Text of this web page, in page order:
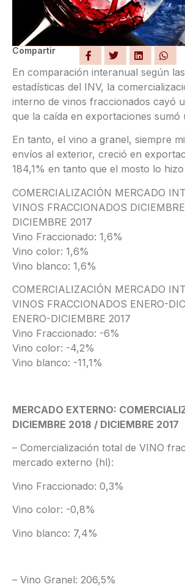
Compartir
En comparación interanual según
estadísticas del INV, la
interno de vinos fraccionados cayó
que la caída en exportaciones sumó
En tanto, el vino a granel, siempre
envíos al exterior, creció en
184,1% en tanto que el mosto lo
COMERCIALIZACIÓN MERCADO
VINOS FRACCIONADOS
DICIEMBRE 2017
Vino Fraccionado: 1,6%
Vino color: 1,6%
Vino blanco: 1,6%
COMERCIALIZACIÓN MERCADO
VINOS FRACCIONADOS ENERO-
ENERO-DICIEMBRE 2017
Vino Fraccionado: -6%
Vino color: -4,2%
Vino blanco: -11,1%
MERCADO EXTERNO:
DICIEMBRE 2018 / DICIEMBRE 2017
– Comercialización total de VINO
mercado externo (hl):
Vino Fraccionado: 0,3%
Vino color: -0,8%
Vino blanco: 7,4%
– Vino Granel: 206,5%